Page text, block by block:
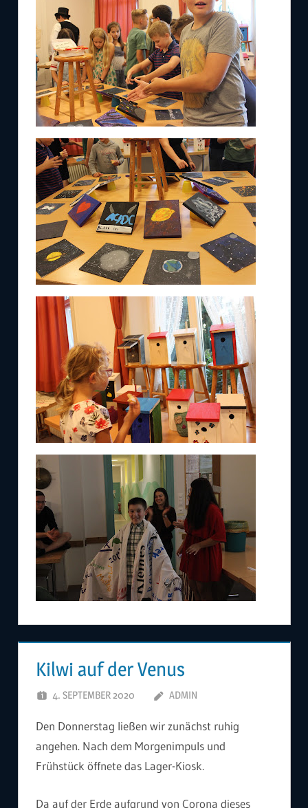
Kilwi auf der Venus
4. SEPTEMBER 2020 ADMIN
Den Donnerstag ließen wir zunächst ruhig
angehen. Nach dem Morgenimpuls und
Frühstück öffnete das Lager-Kiosk.
Da auf der Erde aufgrund von Corona dieses